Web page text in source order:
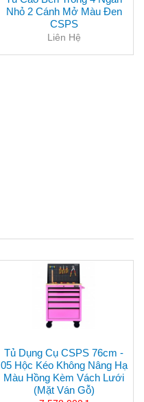
Nhỏ 2 Cánh Mở Màu Đen
CSPS
Liên Hệ
Tủ Dụng Cụ CSPS 76cm -
05 Hộc Kéo Không Nâng Hạ
Màu Hồng Kèm Vách Lưới
(mặt Ván Gỗ)